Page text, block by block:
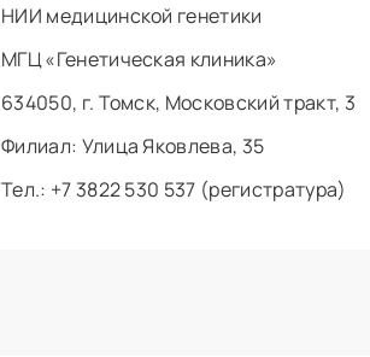
НИИ медицинской генетики
МГЦ «Генетическая клиника»
634050, г. Томск, Московский тракт, 3
Филиал: ​Улица Яковлева, 35
Тел.: +7 3822 530 537 (регистратура)